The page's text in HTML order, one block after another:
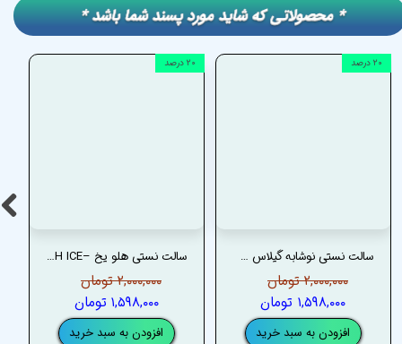
سالت نستی هلو یخ –NASTY SALT PEACH ICE
۲,۰۰۰,۰۰۰ تومان
۱,۵۹۸,۰۰۰ تومان
افزودن به سبد خرید
۲۰ درصد
سالت نستی نوشابه گیلاس –NASTY SALT CHERRY COLA
۲,۰۰۰,۰۰۰ تومان
۱,۵۹۸,۰۰۰ تومان
افزودن به سبد خرید
۲۰ درصد
​​* محصولاتی که شاید مورد پسند شما باشد *